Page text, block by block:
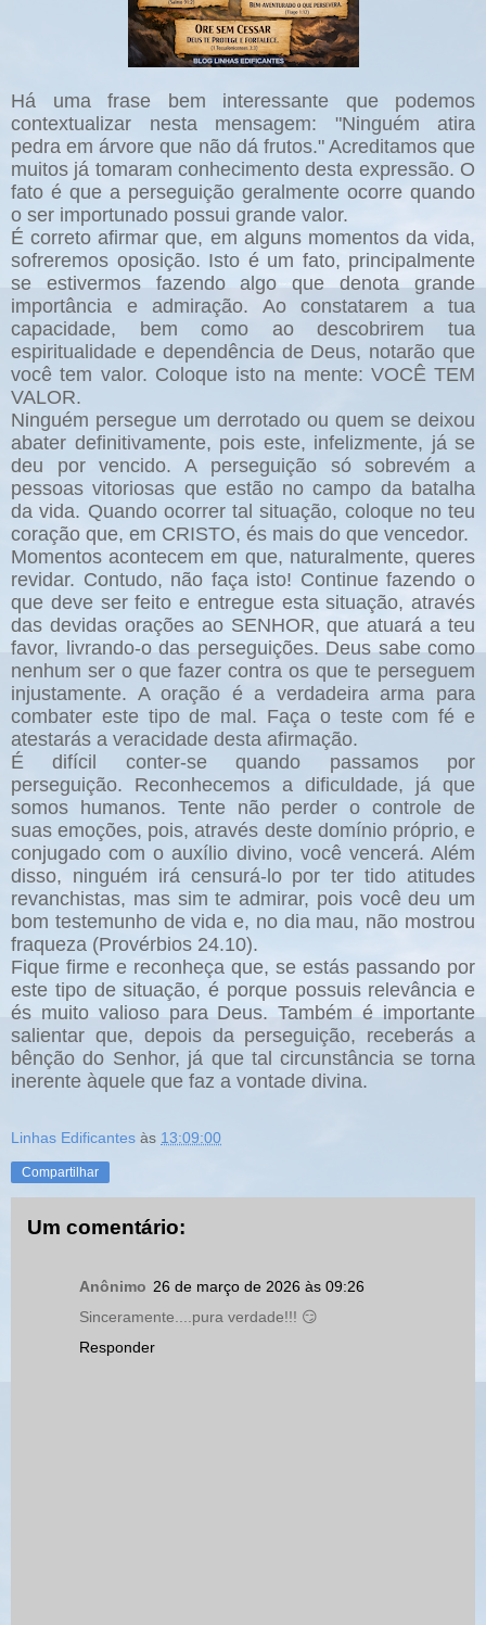
Há uma frase bem interessante que podemos
contextualizar nesta mensagem: "Ninguém atira
pedra em árvore que não dá frutos." Acreditamos que
muitos já tomaram conhecimento desta expressão. O
fato é que a perseguição geralmente ocorre quando
o ser importunado possui grande valor.
É correto afirmar que, em alguns momentos da vida,
sofreremos oposição. Isto é um fato, principalmente
se estivermos fazendo algo que denota grande
importância e admiração. Ao constatarem a tua
capacidade, bem como ao descobrirem tua
espiritualidade e dependência de Deus, notarão que
você tem valor. Coloque isto na mente: VOCÊ TEM
VALOR.
Ninguém persegue um derrotado ou quem se deixou
abater definitivamente, pois este, infelizmente, já se
deu por vencido. A perseguição só sobrevém a
pessoas vitoriosas que estão no campo da batalha
da vida. Quando ocorrer tal situação, coloque no teu
coração que, em CRISTO, és mais do que vencedor.
Momentos acontecem em que, naturalmente, queres
revidar. Contudo, não faça isto! Continue fazendo o
que deve ser feito e entregue esta situação, através
das devidas orações ao SENHOR, que atuará a teu
favor, livrando-o das perseguições. Deus sabe como
nenhum ser o que fazer contra os que te perseguem
injustamente. A oração é a verdadeira arma para
combater este tipo de mal. Faça o teste com fé e
atestarás a veracidade desta afirmação.
É difícil conter-se quando passamos por
perseguição. Reconhecemos a dificuldade, já que
somos humanos. Tente não perder o controle de
suas emoções, pois, através deste domínio próprio, e
conjugado com o auxílio divino, você vencerá. Além
disso, ninguém irá censurá-lo por ter tido atitudes
revanchistas, mas sim te admirar, pois você deu um
bom testemunho de vida e, no dia mau, não mostrou
fraqueza (Provérbios 24.10).
Fique firme e reconheça que, se estás passando por
este tipo de situação, é porque possuis relevância e
és muito valioso para Deus.Também é importante
salientar que, depois da perseguição, receberás a
bênção do Senhor, já que tal circunstância se torna
inerente àquele que faz a vontade divina.
Linhas Edificantes às 13:09:00
Compartilhar
Um comentário:
Anônimo 26 de março de 2026 às 09:26
Sinceramente....pura verdade!!! 😏
Responder